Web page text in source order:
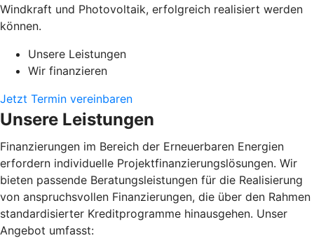
Windkraft und Photovoltaik, erfolgreich realisiert werden
können.
Unsere Leistungen
Wir finanzieren
Jetzt Termin vereinbaren
Unsere Leistungen
Finanzierungen im Bereich der Erneuerbaren Energien
erfordern individuelle Projektfinanzierungslösungen. Wir
bieten passende Beratungsleistungen für die Realisierung
von anspruchsvollen Finanzierungen, die über den Rahmen
standardisierter Kreditprogramme hinausgehen. Unser
Angebot umfasst: